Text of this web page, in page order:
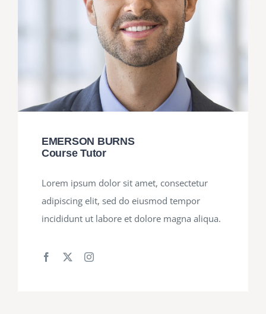
EMERSON BURNS
Course Tutor
Lorem ipsum dolor sit amet, consectetur
adipiscing elit, sed do eiusmod tempor
incididunt ut labore et dolore magna aliqua.